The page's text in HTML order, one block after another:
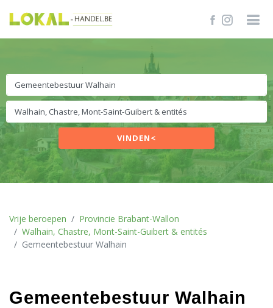
VINDEN<
Vrije beroepen
Provincie Brabant-Wallon
Walhain, Chastre, Mont-Saint-Guibert & entités
Gemeentebestuur Walhain
Gemeentebestuur Walhain